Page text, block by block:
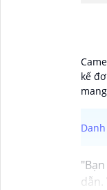
kế
dẫn.